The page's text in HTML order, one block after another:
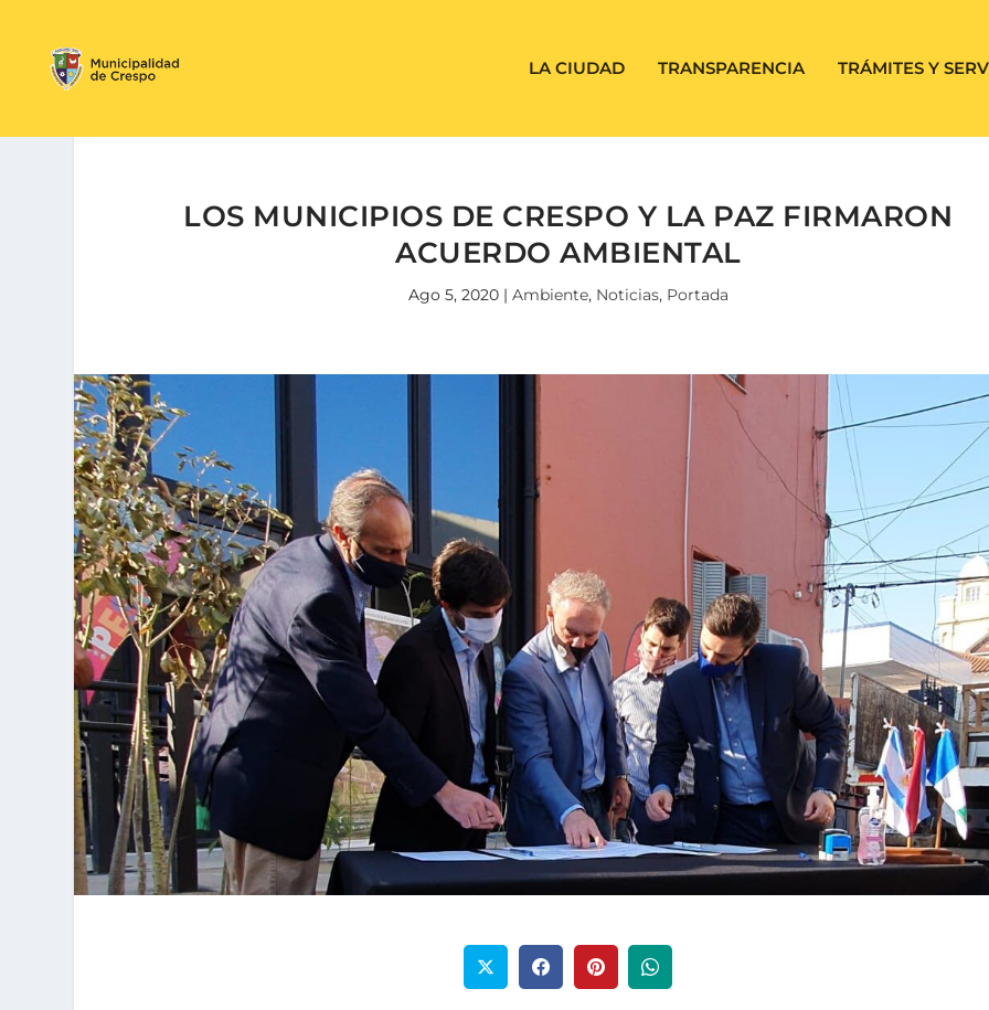
LA CIUDAD TRANSPARENCIA TRÁMITES Y
LOS MUNICIPIOS DE CRESPO Y LA PAZ FIRMARON
ACUERDO AMBIENTAL
Ago 5, 2020| Ambiente, Noticias, Portada